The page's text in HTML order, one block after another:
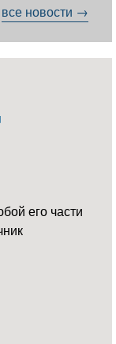
все новости →
его части